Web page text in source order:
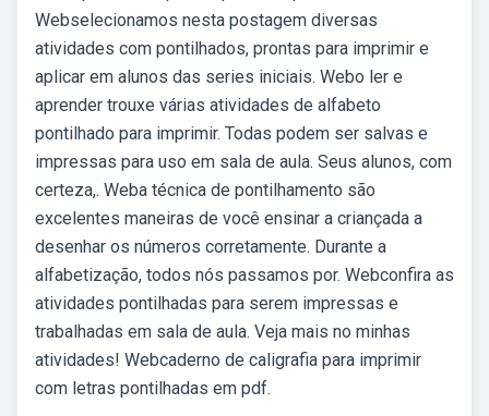
Webselecionamos nesta postagem diversas
atividades com pontilhados, prontas para imprimir e
aplicar em alunos das series iniciais. Webo ler e
aprender trouxe várias atividades de alfabeto
pontilhado para imprimir. Todas podem ser salvas e
impressas para uso em sala de aula. Seus alunos, com
certeza,. Weba técnica de pontilhamento são
excelentes maneiras de você ensinar a criançada a
desenhar os números corretamente. Durante a
alfabetização, todos nós passamos por. Webconfira as
atividades pontilhadas para serem impressas e
trabalhadas em sala de aula. Veja mais no minhas
atividades! Webcaderno de caligrafia para imprimir
com letras pontilhadas em pdf.